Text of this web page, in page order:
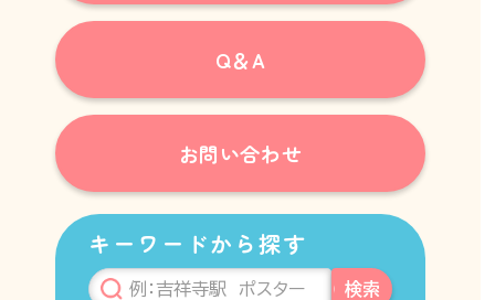
Q＆A
お問い合わせ
キーワードから探す
検索